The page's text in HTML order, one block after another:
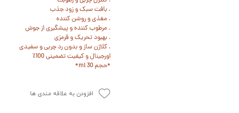
. بافت سبک و زود جذب
. مغذی و روشن کننده
. مرطوب کننده و پیشگیری از جوش
. بهبود تحریک و قرمزی
. کلاژن ساز و بدون رد چربی و سفیدی
اورجینال و کیفیت تضمینی 100٪؜
*حجم 30 ml*
افزودن به علاقه مندی ها